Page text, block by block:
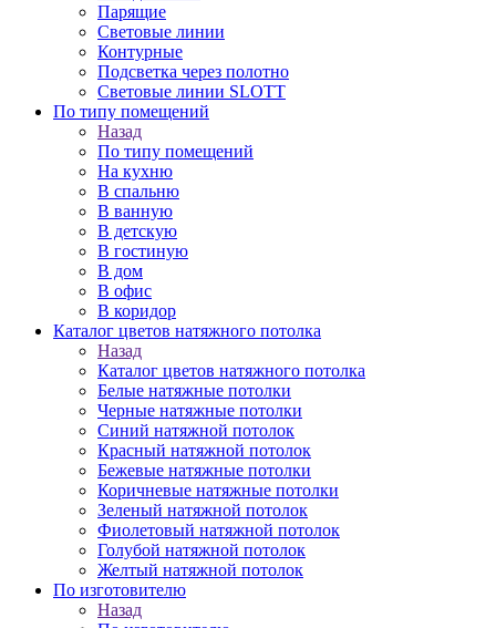
Парящие
Световые линии
Контурные
Подсветка через полотно
Световые линии SLOTT
По типу помещений
Назад
По типу помещений
На кухню
В спальню
В ванную
В детскую
В гостиную
В дом
В офис
В коридор
Каталог цветов натяжного потолка
Назад
Каталог цветов натяжного потолка
Белые натяжные потолки
Черные натяжные потолки
Синий натяжной потолок
Красный натяжной потолок
Бежевые натяжные потолки
Коричневые натяжные потолки
Зеленый натяжной потолок
Фиолетовый натяжной потолок
Голубой натяжной потолок
Желтый натяжной потолок
По изготовителю
Назад